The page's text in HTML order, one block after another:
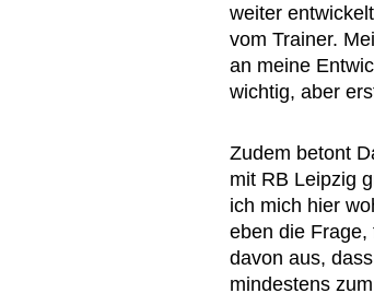
weiter
vom Trainer.
an meine
wichtig, aber
Zudem betont
mit RB Leipzig
ich mich hier
eben die Frage,
davon aus,
mindestens